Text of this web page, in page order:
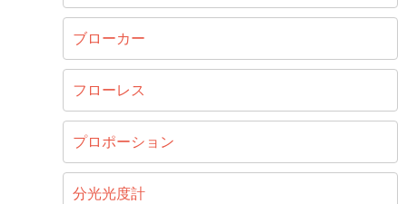
ブローカー
フローレス
プロポーション
分光光度計